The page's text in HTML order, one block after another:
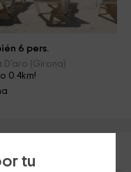
tu
6 pers.
D'aro (Girona)
0.4km!